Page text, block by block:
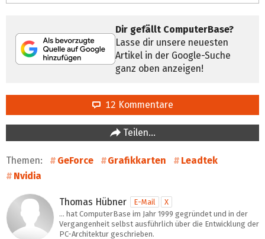
Dir gefällt ComputerBase?
Lasse dir unsere neuesten
Artikel in der Google-Suche
ganz oben anzeigen!
12 Kommentare
Teilen…
Themen: GeForce Grafikkarten
Leadtek
Nvidia
Thomas Hübner E-Mail
X
… hat ComputerBase im Jahr 1999 gegründet und in der
Vergangenheit selbst ausführlich über die Entwicklung der
PC-Architektur geschrieben.